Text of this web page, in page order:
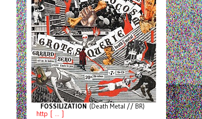
FOSSILIZATION (Death Metal // BR)
http [ ... ]